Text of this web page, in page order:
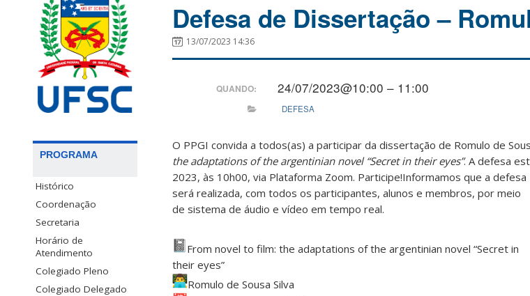
PROGRAMA
Histórico
Coordenação
Secretaria
Horário de
Atendimento
Colegiado Pleno
Colegiado Delegado
Defesa de Dissertação –
13/07/2023 14:36
QUANDO: 24/07/2023@10:00 – 11:00
DEFESA
O PPGI convida a todos(as) a participar da dissertação de Romulo de
the adaptations of the argentinian novel “Secret in their eyes”. A defesa
2023, às 10h00, via Plataforma Zoom. Participe!Informamos que a defesa
será realizada, com todos os participantes, alunos e membros, por meio
de sistema de áudio e vídeo em tempo real.
From novel to film: the adaptations of the argentinian novel “Secret in
their eyes”
Romulo de Sousa Silva